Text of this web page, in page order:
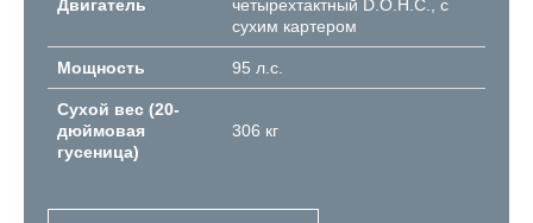
Двигатель
четырехтактный D.O.H.C., с
сухим картером
Мощность 95 л.с.
Сухой вес (20-
дюймовая
гусеница)
306 кг